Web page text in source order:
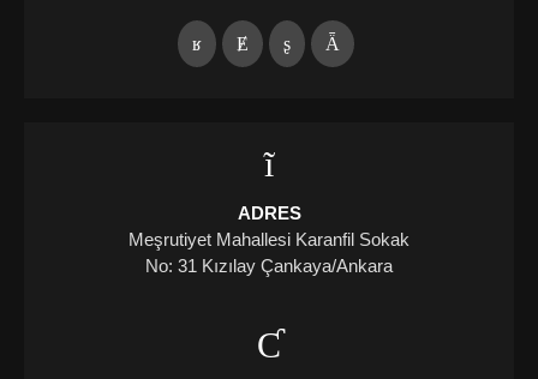
ADRES
Meşrutiyet Mahallesi Karanfil Sokak
No: 31 Kızılay Çankaya/Ankara